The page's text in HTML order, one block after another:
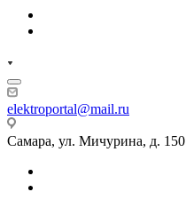
elektroportal@mail.ru
Самара, ул. Мичурина, д. 150